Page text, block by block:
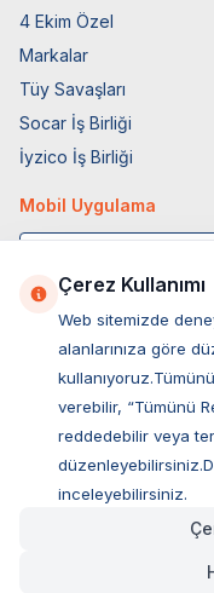
4 Ekim Özel
Markalar
Tüy Savaşları
Socar İş Birliği
İyzico İş Birliği
Mobil Uygulama
Müşteri Hizmetleri
Çerez Kullanımı
Web sitemizde
alanlarınıza göre
verebilir, “Tümünü
reddedebilir veya
inceleyebilirsiniz.